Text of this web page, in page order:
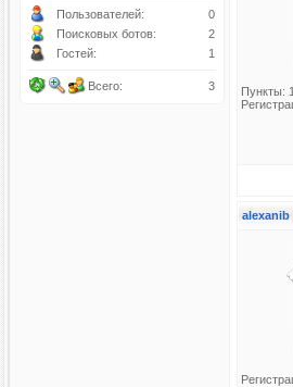
Пользователей:
0
Поисковых ботов:
2
Гостей:
1
Всего: 3
Пункты:
alexanib